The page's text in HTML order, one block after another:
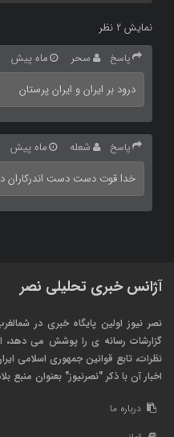
نمایش 2 نظر
پاسخ سحر
ماه پیش
درود بر ایران و ایران پرستان
پاسخ شعله
ماه پیش
خدا قوت دست دست اندرکاران
آژانس خبری تحلیلی نصر
نصر نیوز اولین پایگاه خبری در
گزارشات رسانه ی را پوشش می دهد،
نظرات، تابع قوانین جمهوری اسلامی
اخبار آن با ذکر "نصرنیوز" بعنوان منبع
درباره ما